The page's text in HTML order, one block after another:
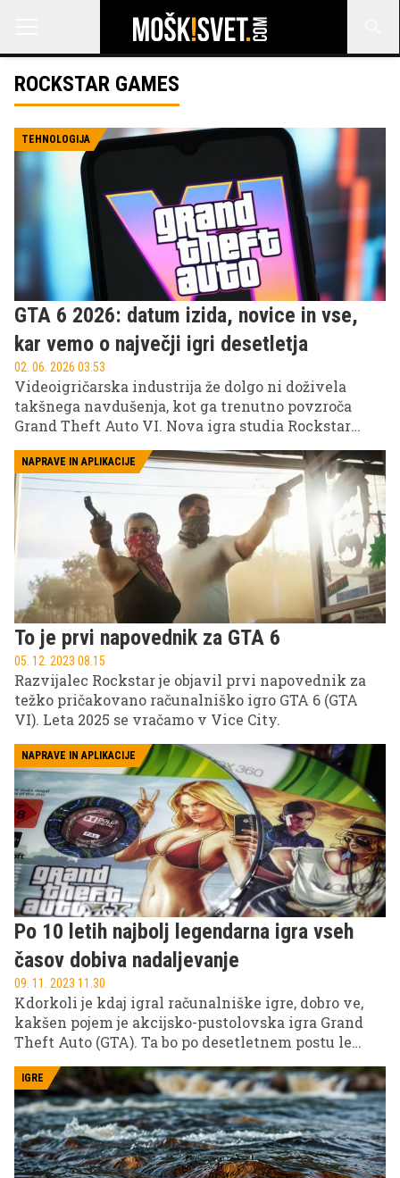
ROCKSTAR GAMES
TEHNOLOGIJA
GTA 6 2026: datum izida, novice in vse,
kar vemo o največji igri desetletja
02. 06. 2026 03.53
Videoigričarska industrija že dolgo ni doživela
takšnega navdušenja, kot ga trenutno povzroča
Grand Theft Auto VI. Nova igra studia Rockstar
let, zanimanje igralcev pa je tako veliko, da vsaka
nova informacija v nekaj minutah zaokroži svet.
NAPRAVE IN APLIKACIJE
To je prvi napovednik za GTA 6
05. 12. 2023 08.15
Razvijalec Rockstar je objavil prvi napovednik za
težko pričakovano računalniško igro GTA 6 (GTA
VI). Leta 2025 se vračamo v Vice City.
NAPRAVE IN APLIKACIJE
Po 10 letih najbolj legendarna igra vseh
časov dobiva nadaljevanje
09. 11. 2023 11.30
Kdorkoli je kdaj igral računalniške igre, dobro ve,
kakšen pojem je akcijsko-pustolovska igra Grand
Theft Auto (GTA). Ta bo po desetletnem postu le
dobila nadaljevanje. GTA 6 je verjetno najbolj
pričakovana računalniška igra desetletja, navdih
zanjo pa naj bi bila slavna roparja Bonnie in Clyde.
IGRE